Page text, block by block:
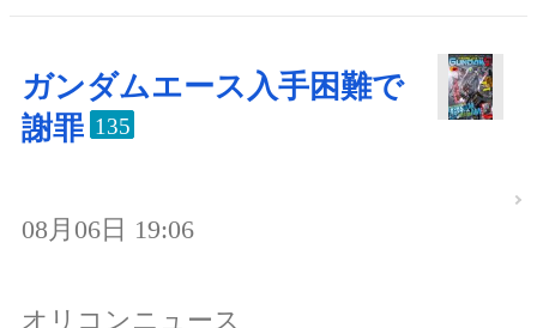
ガンダムエース入手困難で
謝罪 135
08月06日 19:06
オリコンニュース